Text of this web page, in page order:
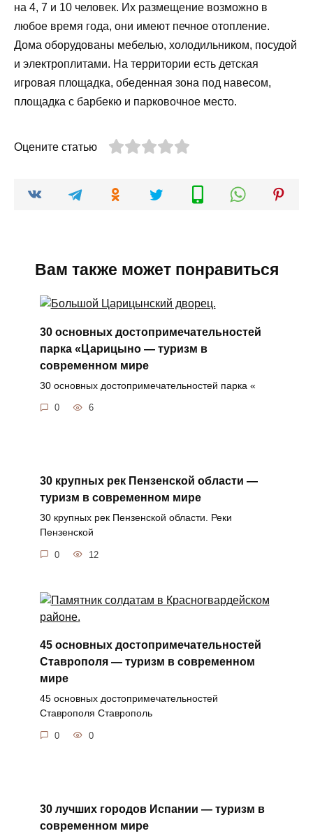
на 4, 7 и 10 человек. Их размещение возможно в
любое время года, они имеют печное отопление.
Дома оборудованы мебелью, холодильником, посудой
и электроплитами. На территории есть детская
игровая площадка, обеденная зона под навесом,
площадка с барбекю и парковочное место.
Оцените статью
Вам также может понравиться
30 основных достопримечательностей
парка «Царицыно — туризм в
современном мире
30 основных достопримечательностей парка «
0 6
30 крупных рек Пензенской области —
туризм в современном мире
30 крупных рек Пензенской области. Реки
Пензенской
0 12
45 основных достопримечательностей
Ставрополя — туризм в современном
мире
45 основных достопримечательностей
Ставрополя Ставрополь
0 0
30 лучших городов Испании — туризм в
современном мире